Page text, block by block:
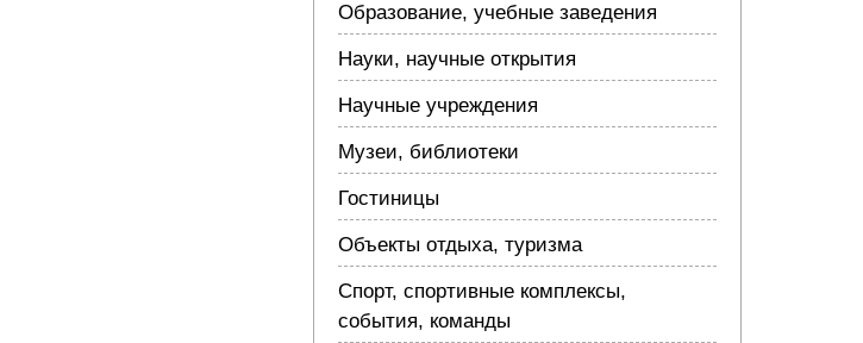
Образование, учебные заведения
Науки, научные открытия
Научные учреждения
Музеи, библиотеки
Гостиницы
Объекты отдыха, туризма
Спорт, спортивные комплексы,
события, команды